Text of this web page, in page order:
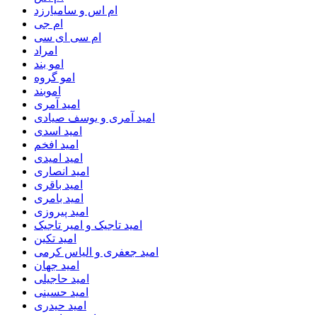
ام اس و سامیارزد
ام جی
ام سی ای سی
امراد
امو بند
امو گروه
اموبند
امید آمری
امید آمری و یوسف صیادی
امید اسدی
امید افخم
امید امیدی
امید انصاری
امید باقری
امید بامری
امید پیروزی
امید تاجیک و امیر تاجیک
امید تکین
امید جعفری و الیاس کرمی
امید جهان
امید حاجیلی
امید حسینی
امید حیدری